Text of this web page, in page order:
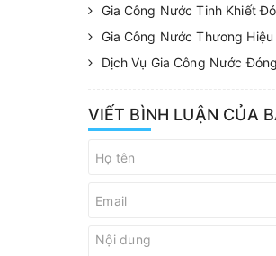
Gia Công Nước Tinh Khiết
Gia Công Nước Thương
Dịch Vụ Gia Công Nước
VIẾT BÌNH LUẬN CỦA